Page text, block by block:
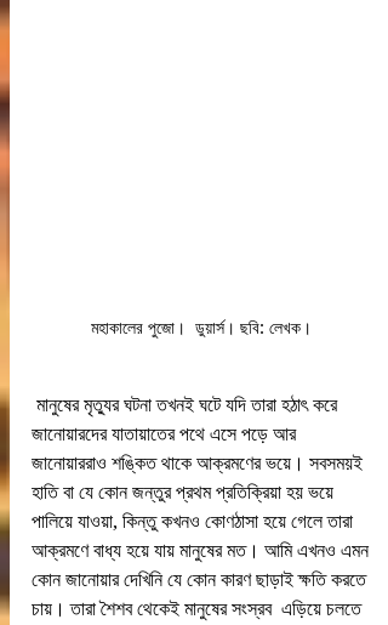
মহাকালের পুজো।  ডুয়ার্স। ছবি: লেখক।
জানোয়ারদের যাতায়াতের পথে এসে পড়ে আর
জানোয়াররাও শঙ্কিত থাকে আক্রমণের ভয়ে। সবসময়ই
হাতি বা যে কোন জন্তুর প্রথম প্রতিক্রিয়া হয় ভয়ে
পালিয়ে যাওয়া, কিন্তু কখনও কোণঠাসা হয়ে গেলে তারা
আক্রমণে বাধ্য হয়ে যায় মানুষের মত। আমি এখনও এমন
কোন জানোয়ার দেখিনি যে কোন কারণ ছাড়াই ক্ষতি করতে
চায়। তারা শৈশব থেকেই মানুষের সংস্রব  এড়িয়ে চলতে